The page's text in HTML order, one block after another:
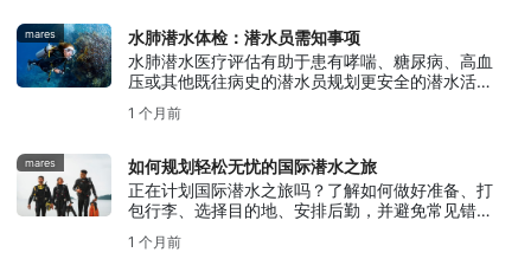
mares
水肺潜水体检：潜水员需知事项
水肺潜水医疗评估有助于患有哮喘、糖尿病、高血
压或其他既往病史的潜水员规划更安全的潜水活
1 个月前
mares
如何规划轻松无忧的国际潜水之旅
正在计划国际潜水之旅吗？了解如何做好准备、打
包行李、选择目的地、安排后勤，并避免常见错
误，让您的潜水之旅轻松无忧。
1 个月前